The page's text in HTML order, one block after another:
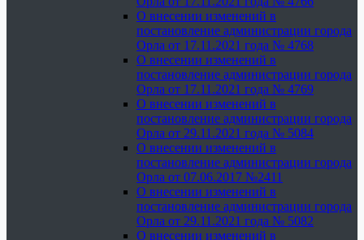
О внесении изменений в
постановление администрации города
Орла от 17.11.2021 года № 4768
О внесении изменений в
постановление администрации города
Орла от 17.11.2021 года № 4769
О внесении изменений в
постановление администрации города
Орла от 29.11.2021 года № 5084
О внесении изменений в
постановление администрации города
Орла от 07.06.2017 №2411
О внесении изменений в
постановление администрации города
Орла от 29.11.2021 года № 5082
О внесении изменений в